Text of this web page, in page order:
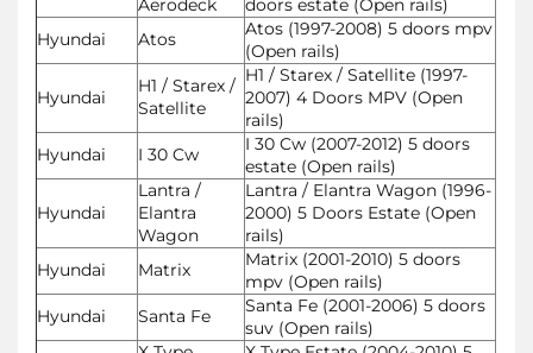
Aerodeck
doors estate (Open rails)
Hyundai
Atos
Atos (1997-2008) 5 doors mpv
(Open rails)
Hyundai
H1 / Starex /
Satellite
H1 / Starex / Satellite (1997-
2007) 4 Doors MPV (Open
rails)
Hyundai
I 30 Cw
I 30 Cw (2007-2012) 5 doors
estate (Open rails)
Hyundai
Lantra /
Elantra
Wagon
Lantra / Elantra Wagon (1996-
2000) 5 Doors Estate (Open
rails)
Hyundai
Matrix
Matrix (2001-2010) 5 doors
mpv (Open rails)
Hyundai
Santa Fe
Santa Fe (2001-2006) 5 doors
suv (Open rails)